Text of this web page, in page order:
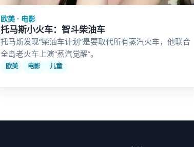
欧美 · 电影
托马斯小火车：智斗柴油车
托马斯发现“柴油车计划”是要取代所有蒸汽火车，他联合
全岛老火车上演“蒸汽觉醒”。
欧美 电影 儿童